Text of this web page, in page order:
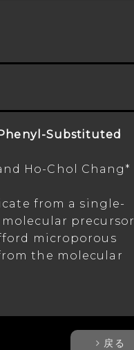
Substituted
Ho-Chol Chang*
from a single-
precursor
microporous
the molecular
戻る